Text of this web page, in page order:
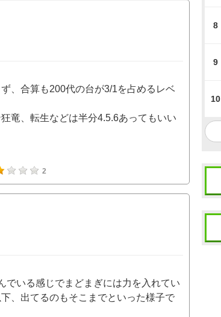
、合算も200代の台が3/1を占めるレベ
竜、転生などは半分4.5.6あってもいい
2
でいる感じでまどまぎには力を入れてい
、出てるのもそこまでといった様子で
8
9
10